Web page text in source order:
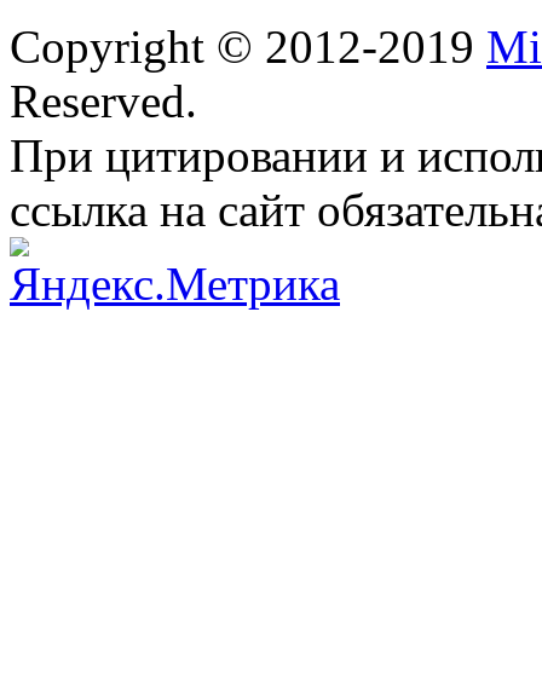
Copyright © 2012-2019
Reserved.
При цитировании и
ссылка на сайт